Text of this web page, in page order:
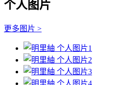
个人图片
更多图片 >